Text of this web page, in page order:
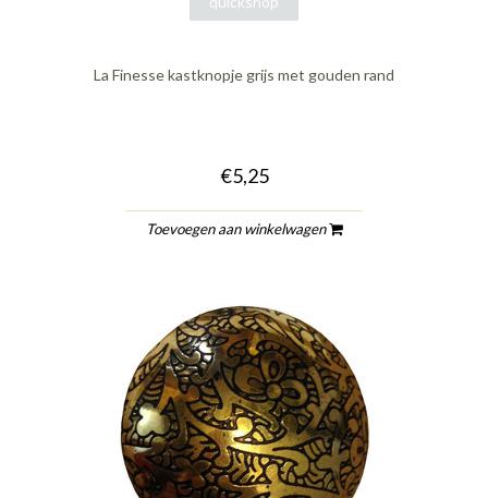
La Finesse kastknopje grijs met gouden rand
€5,25
Toevoegen aan winkelwagen